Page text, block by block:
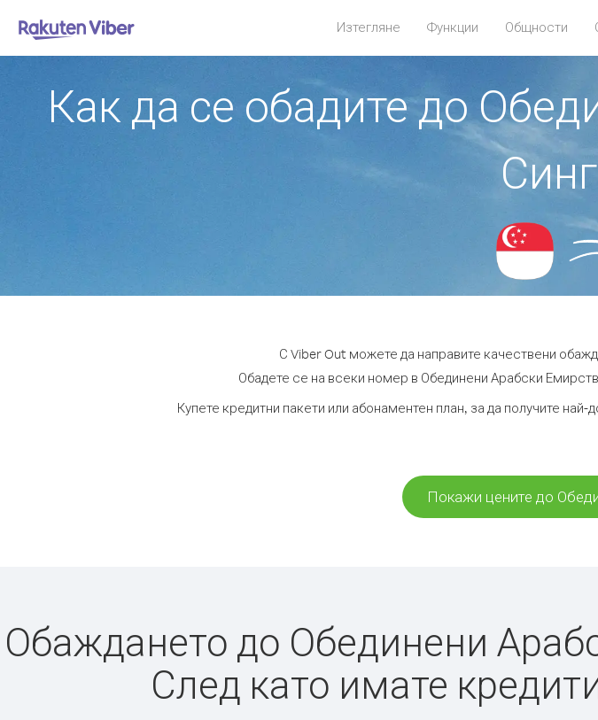
Изтегляне Функции Общности
Как да се обадите до
С Viber Out можете да направите качествени
Обадете се на всеки номер в Обединени Арабски
Купете кредитни пакети или абонаментен план, за да получите
Покажи цените до
Обаждането до Обединени
След като имате